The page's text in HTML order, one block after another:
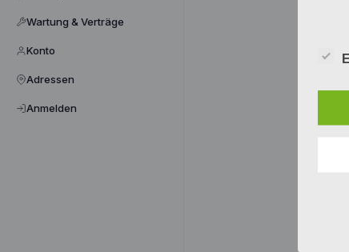
Wartung & Verträge
Konto
Adressen
Anmelden